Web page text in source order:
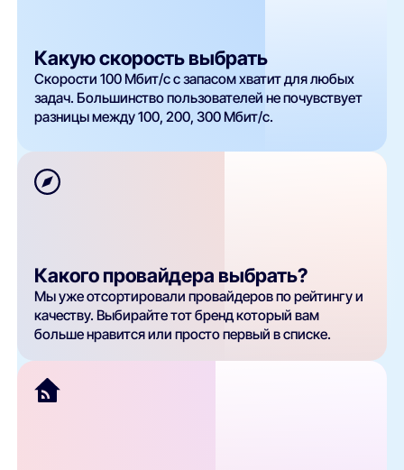
Какую скорость выбрать
Скорости 100 Мбит/с с запасом хватит для любых
задач. Большинство пользователей не почувствует
разницы между 100, 200, 300 Мбит/с.
Какого провайдера выбрать?
Мы уже отсортировали провайдеров по рейтингу и
качеству. Выбирайте тот бренд который вам
больше нравится или просто первый в списке.